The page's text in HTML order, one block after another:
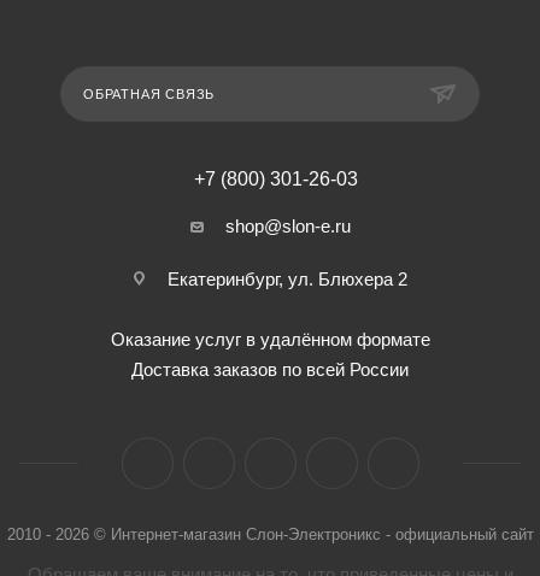
ОБРАТНАЯ СВЯЗЬ
+7 (800) 301-26-03
shop@slon-e.ru
Екатеринбург, ул. Блюхера 2
Оказание услуг в удалённом формате
Доставка заказов по всей России
2010 - 2026 © Интернет-магазин Слон-Электроникс - официальный сайт